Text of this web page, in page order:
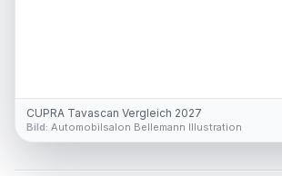
CUPRA Tavascan Vergleich 2027
Bild: Automobilsalon Bellemann Illustration